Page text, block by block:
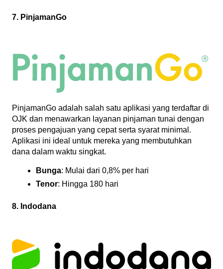
7. PinjamanGo
PinjamanGo adalah salah satu aplikasi yang terdaftar di
OJK dan menawarkan layanan pinjaman tunai dengan
proses pengajuan yang cepat serta syarat minimal.
Aplikasi ini ideal untuk mereka yang membutuhkan
dana dalam waktu singkat.
Bunga: Mulai dari 0,8% per hari
Tenor: Hingga 180 hari
8. Indodana